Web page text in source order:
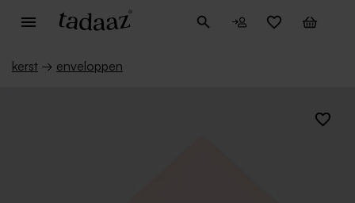
kerst → enveloppen